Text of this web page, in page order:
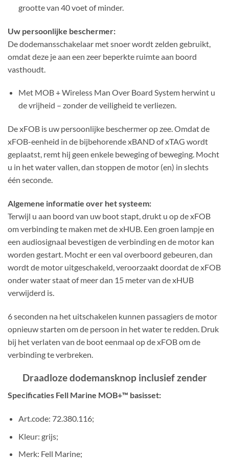
grootte van 40 voet of minder.
Uw persoonlijke beschermer:
De dodemansschakelaar met snoer wordt zelden gebruikt,
omdat deze je aan een zeer beperkte ruimte aan boord
vasthoudt.
Met MOB + Wireless Man Over Board System herwint u
de vrijheid – zonder de veiligheid te verliezen.
De xFOB is uw persoonlijke beschermer op zee. Omdat de
xFOB-eenheid in de bijbehorende xBAND of xTAG wordt
geplaatst, remt hij geen enkele beweging of beweging. Mocht
u in het water vallen, dan stoppen de motor (en) in slechts
één seconde.
Algemene informatie over het systeem:
Terwijl u aan boord van uw boot stapt, drukt u op de xFOB
om verbinding te maken met de xHUB. Een groen lampje en
een audiosignaal bevestigen de verbinding en de motor kan
worden gestart. Mocht er een val overboord gebeuren, dan
wordt de motor uitgeschakeld, veroorzaakt doordat de xFOB
onder water staat of meer dan 15 meter van de xHUB
verwijderd is.
6 seconden na het uitschakelen kunnen passagiers de motor
opnieuw starten om de persoon in het water te redden. Druk
bij het verlaten van de boot eenmaal op de xFOB om de
verbinding te verbreken.
Draadloze dodemansknop inclusief zender
Specificaties Fell Marine MOB+™ basisset:
Art.code: 72.380.116;
Kleur: grijs;
Merk: Fell Marine;